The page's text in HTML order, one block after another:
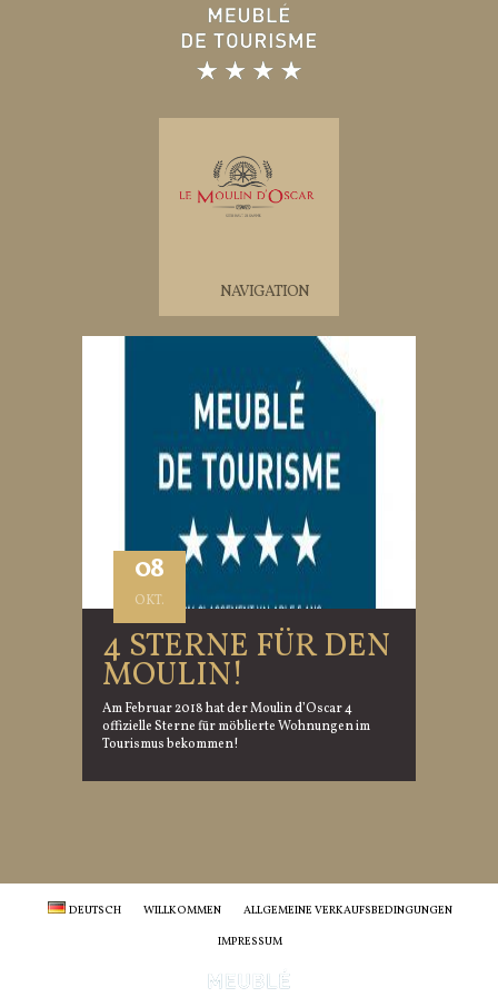
NAVIGATION
08
OKT.
4 STERNE FÜR DEN
MOULIN!
Am Februar 2018 hat der Moulin d’Oscar 4
offizielle Sterne für möblierte Wohnungen im
Tourismus bekommen!
DEUTSCH WILLKOMMEN
ALLGEMEINE VERKAUFSBEDINGUNGEN
IMPRESSUM